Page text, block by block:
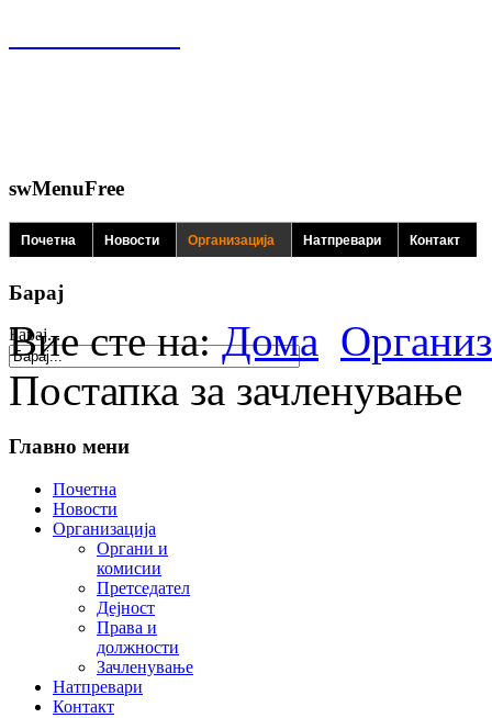
swMenuFree
Почетна Новости Организација Натпревари Контакт
Барај
Барај...
Вие сте на:Дома
Постапка за зачленување
Главно мени
Почетна
Новости
Организација
Органи и
комисии
Претседател
Дејност
Права и
должности
Зачленување
Натпревари
Контакт